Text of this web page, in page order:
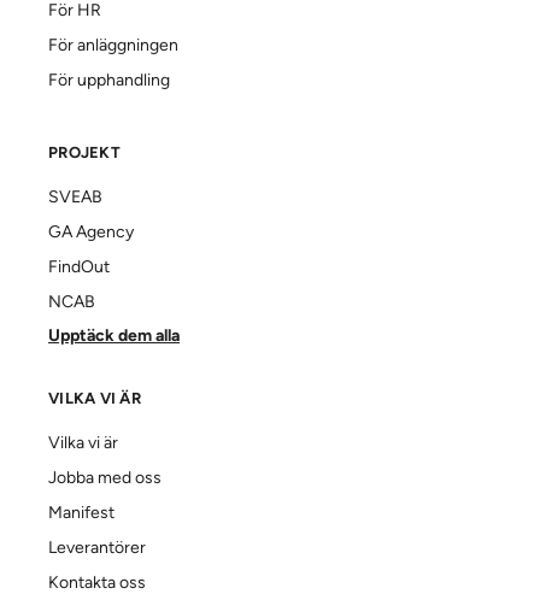
För HR
För anläggningen
För upphandling
PROJEKT
SVEAB
GA Agency
FindOut
NCAB
Upptäck dem alla
VILKA VI ÄR
Vilka vi är
Jobba med oss
Manifest
Leverantörer
Kontakta oss